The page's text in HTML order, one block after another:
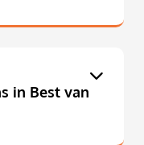
in Best van